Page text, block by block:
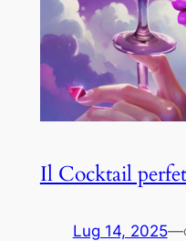
Il Cocktail
Lug 14, 2025—